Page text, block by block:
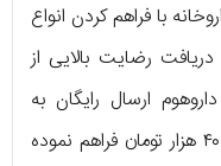
با فراهم کردن انواع
رضایت بالایی از
ارسال رایگان به
سراسر کشور را برای خرید های بالای ۴۰۰ هزار تومان فراهم نموده